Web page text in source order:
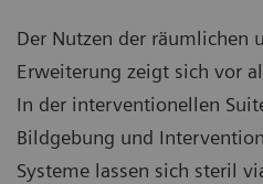
Der Nutzen der räumlichen
Erweiterung zeigt sich vor
In der interventionellen
Bildgebung und
Systeme lassen sich steril